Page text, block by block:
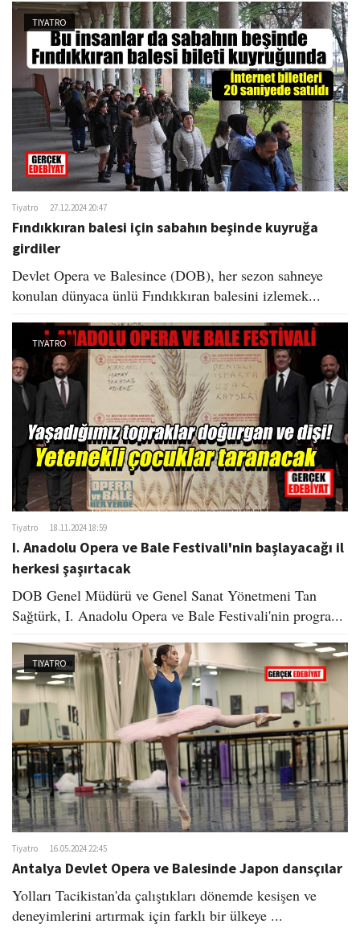
TIYATRO
Tiyatro 27.12.2024 20:47
Fındıkkıran balesi için sabahın beşinde kuyruğa
girdiler
Devlet Opera ve Balesince (DOB), her sezon sahneye
konulan dünyaca ünlü Fındıkkıran balesini izlemek...
TIYATRO
Tiyatro 18.11.2024 18:59
I. Anadolu Opera ve Bale Festivali'nin başlayacağı il
herkesi şaşırtacak
DOB Genel Müdürü ve Genel Sanat Yönetmeni Tan
Sağtürk, I. Anadolu Opera ve Bale Festivali'nin progra...
TIYATRO
Tiyatro 16.05.2024 22:45
Antalya Devlet Opera ve Balesinde Japon dansçılar
Yolları Tacikistan'da çalıştıkları dönemde kesişen ve
deneyimlerini artırmak için farklı bir ülkeye ...